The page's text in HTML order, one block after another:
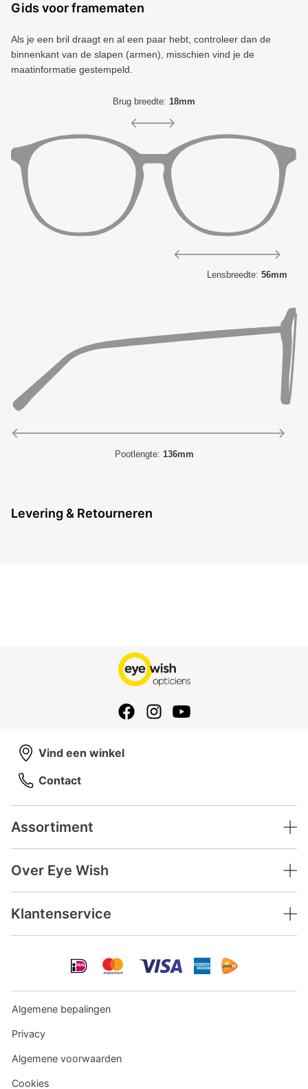
Gids voor framematen
Als je een bril draagt ​​en al een paar hebt, controleer dan de
binnenkant van de slapen (armen), misschien vind je de
maatinformatie gestempeld.
Brug breedte: 18mm
Lensbreedte: 56mm
Pootlengte: 136mm
Levering & Retourneren
Assortiment
Over Eye Wish
Klantenservice
Vind een winkel
Contact
Algemene bepalingen
Privacy
Algemene voorwaarden
Cookies